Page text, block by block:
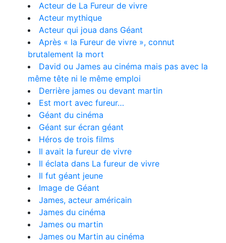
Acteur de La Fureur de vivre
Acteur mythique
Acteur qui joua dans Géant
Après « la Fureur de vivre », connut
brutalement la mort
David ou James au cinéma mais pas avec la
même tête ni le même emploi
Derrière james ou devant martin
Est mort avec fureur…
Géant du cinéma
Géant sur écran géant
Héros de trois films
Il avait la fureur de vivre
Il éclata dans La fureur de vivre
Il fut géant jeune
Image de Géant
James, acteur américain
James du cinéma
James ou martin
James ou Martin au cinéma